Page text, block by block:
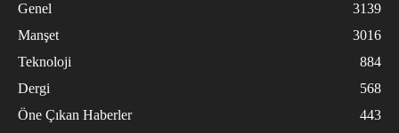
Genel
3139
Manşet
3016
Teknoloji
884
Dergi
568
Öne Çıkan Haberler
443